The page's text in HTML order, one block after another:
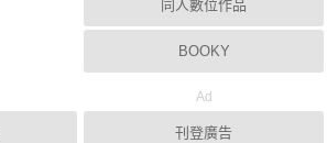
同人數位作品
BOOKY
Ad
刊登廣告